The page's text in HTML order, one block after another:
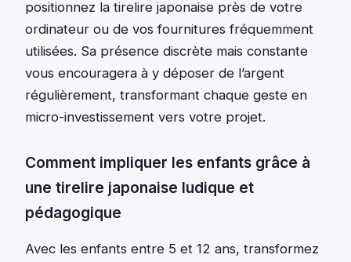
positionnez la tirelire japonaise près de votre
ordinateur ou de vos fournitures fréquemment
utilisées. Sa présence discrète mais constante
vous encouragera à y déposer de l’argent
régulièrement, transformant chaque geste en
micro-investissement vers votre projet.
Comment impliquer les enfants grâce à
une tirelire japonaise ludique et
pédagogique
Avec les enfants entre 5 et 12 ans, transformez